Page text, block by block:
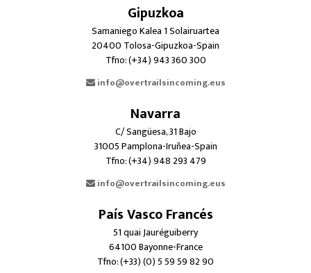
Gipuzkoa
Samaniego Kalea 1 Solairuartea
20400 Tolosa-Gipuzkoa-Spain
Tfno: (+34) 943 360 300
info@overtrailsincoming.eus
Navarra
C/ Sangüesa, 31 Bajo
31005 Pamplona-Iruñea-Spain
Tfno: (+34) 948 293 479
info@overtrailsincoming.eus
País Vasco Francés
51 quai Jauréguiberry
64100 Bayonne-France
Tfno: (+33) (0) 5 59 59 82 90